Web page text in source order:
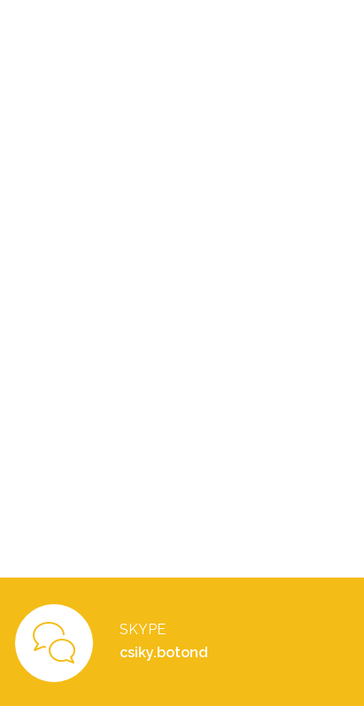
SKYPE
csiky.botond